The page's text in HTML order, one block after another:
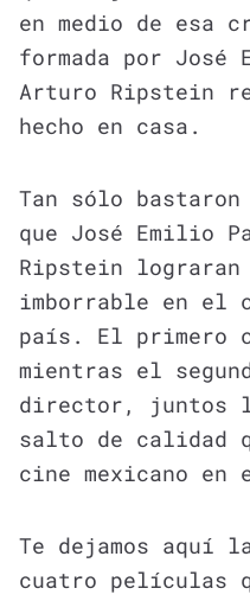
en medio de esa
formada por José
Arturo Ripstein
hecho en casa.
Tan sólo
que José Emilio
Ripstein
imborrable en el
país. El primero
mientras el
director, juntos
salto de calidad
cine mexicano en
Te dejamos aquí
cuatro películas